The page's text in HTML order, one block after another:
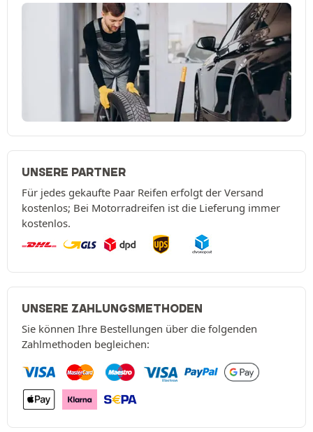
UNSERE PARTNER
Für jedes gekaufte Paar Reifen erfolgt der Versand
kostenlos; Bei Motorradreifen ist die Lieferung immer
kostenlos.
UNSERE ZAHLUNGSMETHODEN
Sie können Ihre Bestellungen über die folgenden
Zahlmethoden begleichen: